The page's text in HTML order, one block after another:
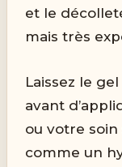
et le
mais très
Laissez le
avant
ou votre
comme un